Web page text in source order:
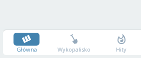
Główna Wykopalisko Hity